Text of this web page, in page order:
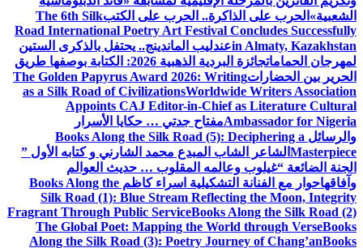
الشعبية» الحرب على الذاكرة.. الحرب على الكتبThe 6th Silk
Road International Poetry Art Festival Concludes Successfully
in Almaty, Kazakhstanعندليب الماندينج.. يحتفل بالذكرى الستين
لمهرجان الحمامات
جائزة البردية الذهبية 2026: الكتابة بوصفها طريق
الحرير بين الحضاراتThe Golden Papyrus Award 2026: Writing
as a Silk Road of CivilizationsWorldwide Writers Association
Appoints CAJ Editor-in-Chief as Literature Cultural
Ambassador for Nigeriaمفتاح جدتي … حكايا الأسرار
والرسائل Books Along the Silk Road (5): Deciphering a
Masterpiece الشاعر الشاب المبدع محمد الشارني و كتابه الأول ”
الجنة الضائعة “غيلوب وعالمه المقلوب … حديث العوالم
وآفاقهاحوار مع الفنانة التشكيلية اسراء كاظم Books Along the
Silk Road (1): Blue Stream Reflecting the Moon, Integrity
Fragrant Through Public ServiceBooks Along the Silk Road (2)
The Global Poet: Mapping the World through VerseBooks
Along the Silk Road (3): Poetry Journey of Chang’anBooks